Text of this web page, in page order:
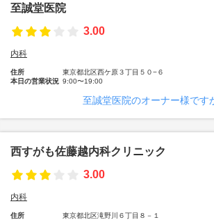
至誠堂医院
3.00
内科
住所
東京都北区西ケ原３丁目５０−６
本日の営業状況 9:00〜19:00
至誠堂医院のオーナー様です
西すがも佐藤越内科クリニック
3.00
内科
住所
東京都北区滝野川６丁目８－１